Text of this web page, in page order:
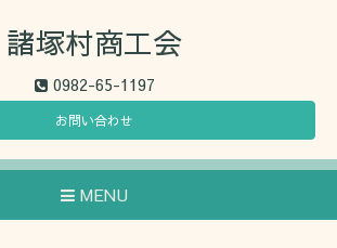
諸塚村商工会
0982-65-1197
お問い合わせ
MENU